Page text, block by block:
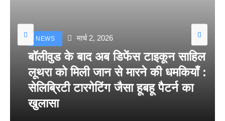
NEWS मार्च 2, 2026
बॉलीवुड के बाद अब डिफेंस टाइकून साहिल
लूथरा को मिली जान से मारने की धमकियाँ :
सेलिब्रिटी टारगेटिंग जैसा हूबहू पैटर्न का
खुलासा